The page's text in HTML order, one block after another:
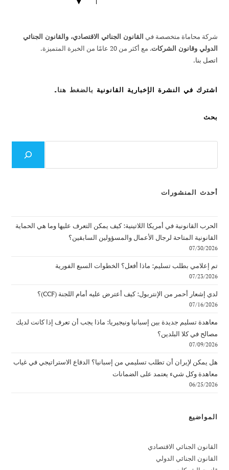
شركة محاماة متخصصة في القانون الجنائي الاقتصادي، والقانون الجنائي
الدولي وقانون الشركات. مع أكثر من 20 عامًا من الخبرة المتميزة.
اتصل بنا.
اشترك في النشرة الإخبارية القانونية بالضغط هنا.
بحث
أحدث المنشورات
الحرب القانونية في أمريكا اللاتينية: كيف يمكن التعرف عليها وما هي الحماية
القانونية المتاحة لرجال الأعمال والمسؤولين السابقين؟
07/30/2026
تم إعلامي بطلب تسليم: ماذا أفعل؟ الخطوات السبع الفورية
07/23/2026
لدي إشعار أحمر من الإنتربول: كيف أعترض عليه أمام اللجنة (CCF)؟
07/16/2026
معاهدة تسليم جديدة بين إسبانيا ونيجيريا: ماذا يجب أن تعرف إذا كانت لديك
مصالح في كلا البلدين؟
07/09/2026
هل يمكن لإيران أن تطلب تسليمي من إسبانيا؟ الدفاع الاستراتيجي في غياب
معاهدة وكل شيء يعتمد على الضمانات
06/25/2026
المواضيع
القانون الجنائي الاقتصادي
القانون الجنائي الدولي